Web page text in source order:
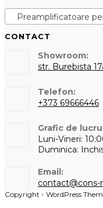
Preamplificatoare
CONTACT
Showroom:
str. Burebista
Telefon:
+373 69666446
in
your
Grafic de lucru
Luni-Vineri:
Duminica:
Email:
contact@cons-
Copyright - WordPress